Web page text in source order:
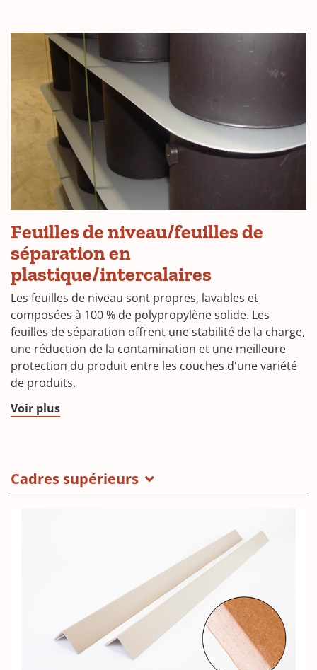
Feuilles de niveau/feuilles de
séparation en
plastique/intercalaires
Les feuilles de niveau sont propres, lavables et
composées à 100 % de polypropylène solide. Les
feuilles de séparation offrent une stabilité de la charge,
une réduction de la contamination et une meilleure
protection du produit entre les couches d'une variété
de produits.
Voir plus
Cadres supérieurs